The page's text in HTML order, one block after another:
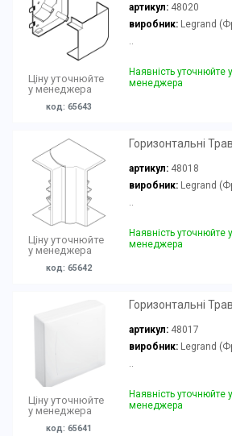
Ціну уточнюйте
у менеджера
код: 65643
артикул: 48020
виробник:Legrand
..
Наявність уточнюйте у
менеджера
Ціну уточнюйте
у менеджера
код: 65642
Горизонтальні
артикул: 48018
виробник:Legrand
..
Наявність уточнюйте у
менеджера
Ціну уточнюйте
у менеджера
код: 65641
Горизонтальні
артикул: 48017
виробник:Legrand
Наявність уточнюйте у
менеджера